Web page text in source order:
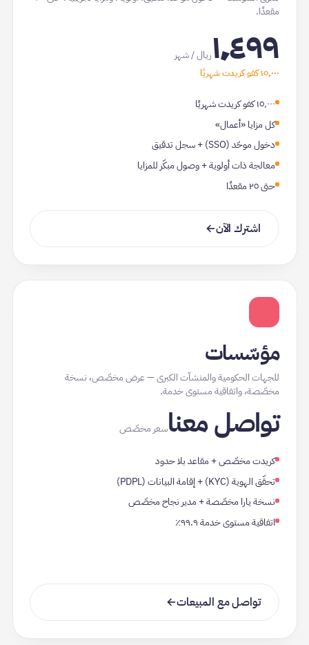
مقعدًا.
١٬٤٩٩ريال / شهر
١٥٬٠٠٠كفو كريدت شهريًا
١٥٬٠٠٠ كفو كريدت شهريًا
كل مزايا «أعمال»
دخول موحّد (SSO) + سجل تدقيق
معالجة ذات أولوية + وصول مبكّر للمزايا
حتى ٢٥ مقعدًا
اشترك الآن→
مؤسّسات
للجهات الحكومية والمنشآت الكبرى — عرض مخصّص، نسخة
مخصّصة، واتفاقية مستوى خدمة.
تواصل معناسعر مخصّص
كريدت مخصّص + مقاعد بلا حدود
تحقّق الهوية (KYC) + إقامة البيانات (PDPL)
نسخة يارا مخصّصة + مدير نجاح مخصّص
اتفاقية مستوى خدمة ٩٩.٩٪
تواصل مع المبيعات→